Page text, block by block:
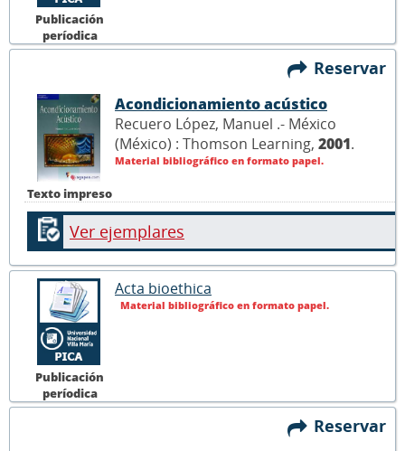
Publicación
períodica
Reservar
Texto impreso
Acondicionamiento acústico
Recuero López, Manuel .- México
(México) : Thomson Learning, 2001.
Material bibliográfico en formato papel.
Ver ejemplares
Publicación
períodica
Acta bioethica
Material bibliográfico en formato papel.
Reservar